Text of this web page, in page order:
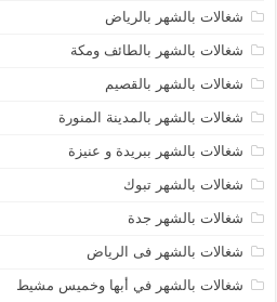
شغالات بالشهر بالرياض
شغالات بالشهر بالطائف ومكة
شغالات بالشهر بالقصيم
شغالات بالشهر بالمدينة المنورة
شغالات بالشهر ببريدة و عنيزة
شغالات بالشهر تبوك
شغالات بالشهر جدة
شغالات بالشهر فى الرياض
شغالات بالشهر في أبها وخميس مشيط